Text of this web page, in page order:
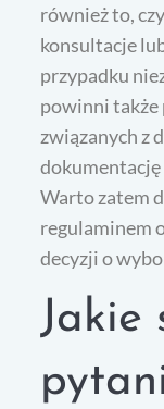
również to,
konsultacje
przypadku
powinni także
związanych z
dokumentację
Warto zatem
regulaminem
decyzji o
Jakie